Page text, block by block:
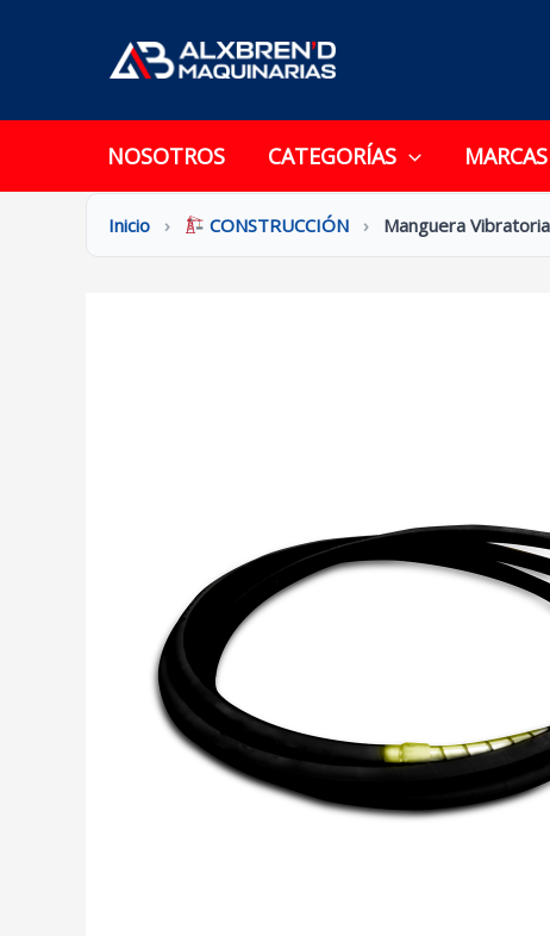
NOSOTROS CATEGORÍAS MARCAS
Inicio › CONSTRUCCIÓN › Manguera